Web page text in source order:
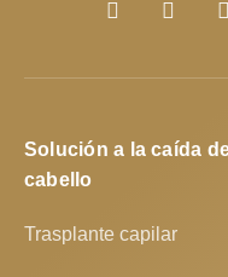
Solución a la caída
cabello
Trasplante capilar